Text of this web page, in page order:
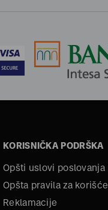
KORISNIČKA PODRŠKA
Opšti uslovi poslovanja
Opšta pravila za
Reklamacije